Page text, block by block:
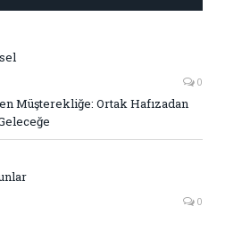
0
Müşterekliğe: Ortak Hafızadan
0